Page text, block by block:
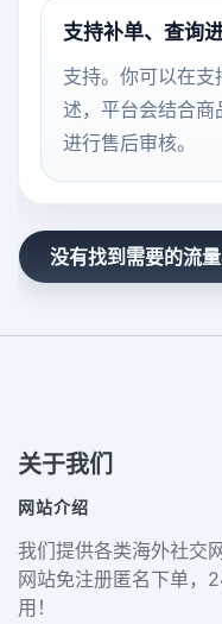
支持补单、查询
支持。你可以在
述，平台会结合
进行售后审核。
没有找到需要的流
关于我们
网站介绍
我们提供各类海外社交
网站免注册匿名下单，
用！